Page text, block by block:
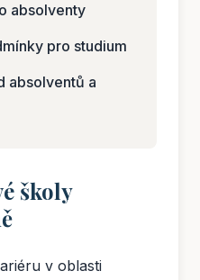
absolventy
pro studium
absolventů a
školy
v oblasti